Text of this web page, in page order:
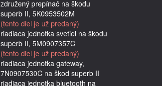
združený prepínač na škodu
superb II, 5K0953502M
(tento diel je už predaný)
riadiaca jednotka svetiel na škodu
superb II, 5M0907357C
(tento diel je už predaný)
riadiaca jednotka gateway,
7N0907530C na škod superb II
riadiaca jednotka bluetooth na